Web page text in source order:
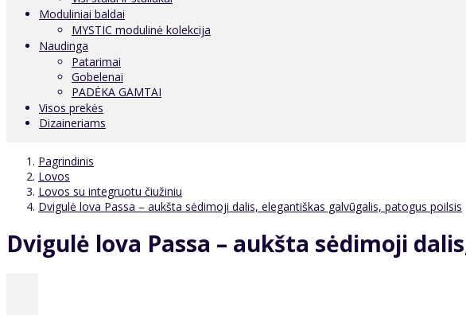
Moduliniai baldai
MYSTIC modulinė kolekcija
Naudinga
Patarimai
Gobelenai
PADĖKA GAMTAI
Visos prekės
Dizaineriams
Pagrindinis
Lovos
Lovos su integruotu čiužiniu
Dvigulė lova Passa – aukšta sėdimoji dalis, elegantiškas galvūgalis, patogus poilsis
Dvigulė lova Passa – aukšta sėdimoji